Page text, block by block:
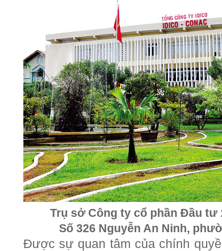
Trụ sở Công ty cổ phần Đầu tư
Số 326 Nguyễn An Ninh,
Được sự quan tâm của chính